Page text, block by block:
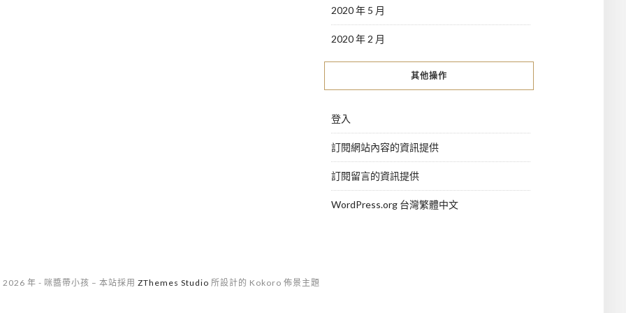
2020 年 5 月
2020 年 2 月
其他操作
登入
訂閱網站內容的資訊提供
訂閱留言的資訊提供
WordPress.org 台灣繁體中文
年 - 咪醬帶小孩 – 本站採用 ZThemes Studio 所設計的 Kokoro 佈景主題